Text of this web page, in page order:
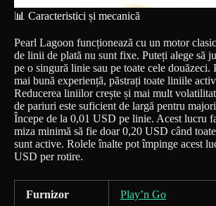
📊 Caracteristici și mecanică
Pearl Lagoon funcționează cu un motor
de linii de plată nu sunt fixe. Puteți alege să
pe o singură linie sau pe toate cele douăzeci.
mai bună experiență, păstrați toate liniile
Reducerea liniilor crește și mai mult
de pariuri este suficient de largă pentru
Începe de la 0,01 USD pe linie. Acest lucru
miza minimă să fie doar 0,20 USD când
sunt active. Rolele înalte pot împinge acest
USD per rotire.
Furnizor Play’n Go